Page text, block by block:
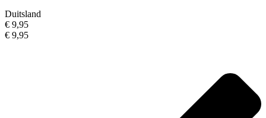
Duitsland
€ 9,95
€ 9,95